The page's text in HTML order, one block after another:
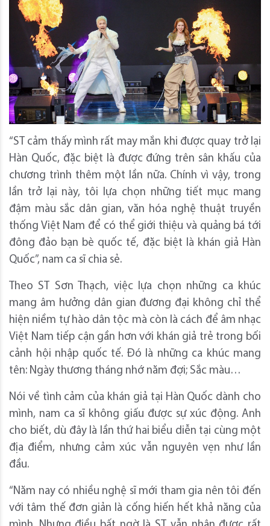
“ST cảm thấy mình rất may mắn khi được quay trở lại
Hàn Quốc, đặc biệt là được đứng trên sân khấu của
chương trình thêm một lần nữa. Chính vì vậy, trong
lần trở lại này, tôi lựa chọn những tiết mục mang
đậm màu sắc dân gian, văn hóa nghệ thuật truyền
thống Việt Nam để có thể giới thiệu và quảng bá tới
đông đảo bạn bè quốc tế, đặc biệt là khán giả Hàn
Quốc”, nam ca sĩ chia sẻ.
Theo ST Sơn Thạch, việc lựa chọn những ca khúc
mang âm hưởng dân gian đương đại không chỉ thể
hiện niềm tự hào dân tộc mà còn là cách để âm nhạc
Việt Nam tiếp cận gần hơn với khán giả trẻ trong bối
cảnh hội nhập quốc tế. Đó là những ca khúc mang
tên: Ngày thương tháng nhớ năm đợi; Sắc màu…
Nói về tình cảm của khán giả tại Hàn Quốc dành cho
mình, nam ca sĩ không giấu được sự xúc động. Anh
cho biết, dù đây là lần thứ hai biểu diễn tại cùng một
địa điểm, nhưng cảm xúc vẫn nguyên vẹn như lần
đầu.
“Năm nay có nhiều nghệ sĩ mới tham gia nên tôi đến
với tâm thế đơn giản là cống hiến hết khả năng của